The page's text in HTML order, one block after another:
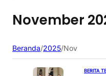
November
Beranda/2025/Nov
BERITA